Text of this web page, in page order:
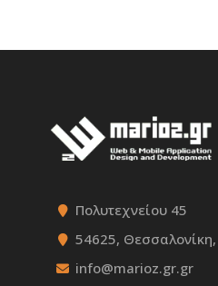
Πολυτεχνείου 45
54625, Θεσσαλονίκη,
info@marioz.gr.gr